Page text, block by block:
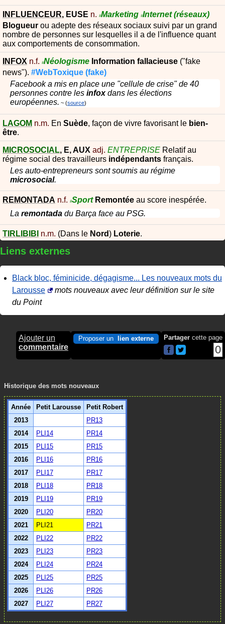
INFLUENCEUR, EUSE n. #Marketing #Internet(réseaux)
Blogueur ou adepte des réseaux sociaux suivi par un grand
nombre de personnes sur lesquelles il a de l'influence quant
aux comportements de consommation.
INFOX n.f. #Néologisme Information fallacieuse ("fake
news"). #WebToxique (fake)
Facebook a mis en place une "cellule de crise" de 40
personnes contre les infoxdans les élections
européennes.
source
LAGOM n.m. En Suède, façon de vivre favorisant le bien-
être.
MICROSOCIAL, E,AUX adj. ENTREPRISE Relatif au
régime social des travailleurs indépendants français.
Les auto-entrepreneurs sont soumis au régime
microsocial.
REMONTADA n.f. #Sport Remontée au score inespérée.
La remontada du Barça face au PSG.
TIRLIBIBI n.m. (Dans le Nord) Loterie.
Liens externes
Black bloc, féminicide, dégagisme... Les nouveaux mots du
Larousse
mots nouveaux avec leur définition sur le site
du Point
Ajouter un
commentaire
Proposer un lien externe Partager cette page
0
Historique des mots nouveaux
Année Petit Larousse
Petit Robert
2013
PR13
2014
PLI14
PR14
2015
PLI15
PR15
2016
PLI16
PR16
2017
PLI17
PR17
2018
PLI18
PR18
2019
PLI19
PR19
2020
PLI20
PR20
2021
PLI21
PR21
2022
PLI22
PR22
2023
PLI23
PR23
2024
PLI24
PR24
2025
PLI25
PR25
2026
PLI26
PR26
2027
PLI27 PR27